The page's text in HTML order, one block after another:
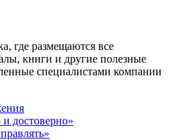
где размещаются все
книги и другие полезные
специалистами компании
достоверно»